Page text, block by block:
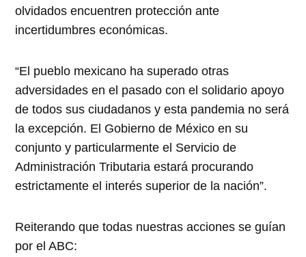
olvidados encuentren protección ante
incertidumbres económicas.
“El pueblo mexicano ha superado otras
adversidades en el pasado con el solidario apoyo
de todos sus ciudadanos y esta pandemia no será
la excepción. El Gobierno de México en su
conjunto y particularmente el Servicio de
Administración Tributaria estará procurando
estrictamente el interés superior de la nación”.
Reiterando que todas nuestras acciones se guían
por el ABC: